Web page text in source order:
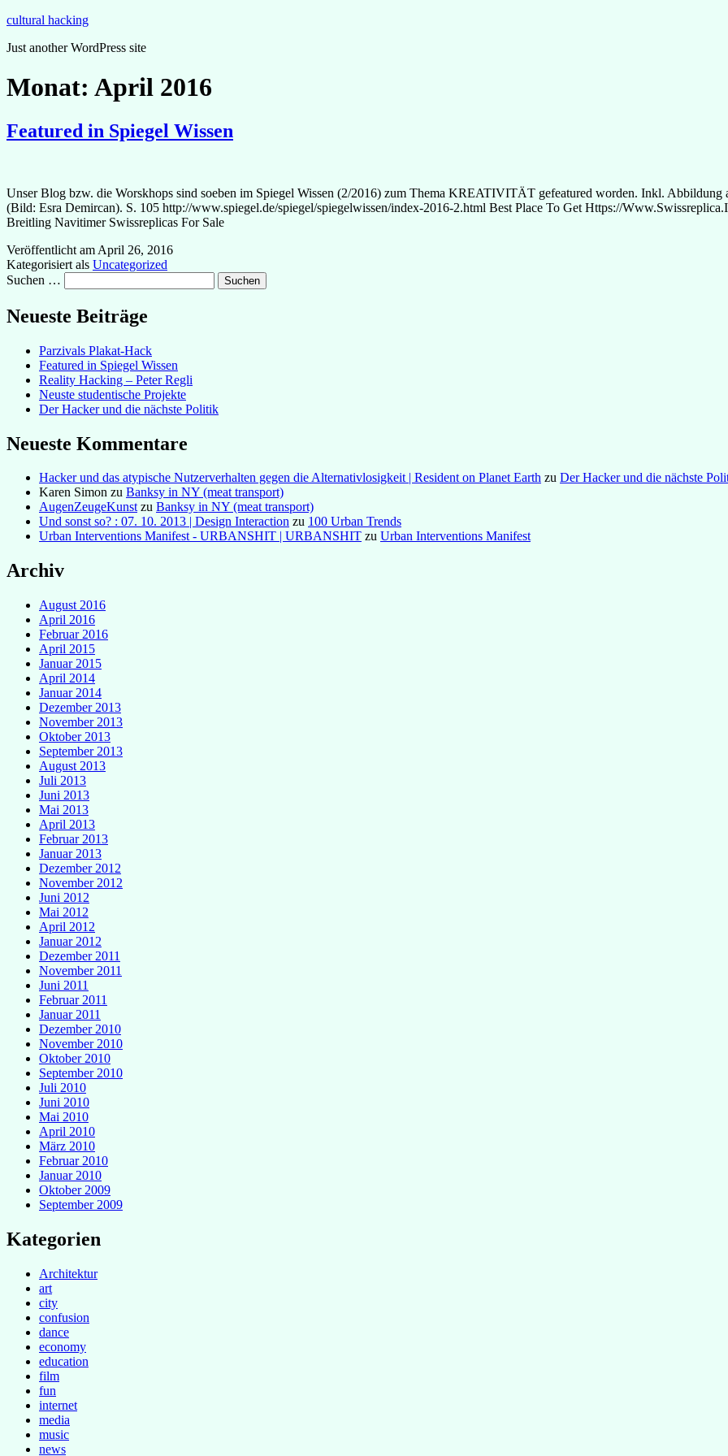
Zum
springen
cultural hacking
Just another WordPress site
Monat: April 2016
Featured in Spiegel Wissen
Unser Blog bzw. die Worskhops sind soeben im Spiegel Wissen (2/2016) zum Thema KREATIVITÄT gefeatured worden. Inkl.
(Bild: Esra Demircan). S. 105 http://www.spiegel.de/spiegel/spiegelwissen/index-2016-2.html Best Place To Get Https://
Breitling Navitimer Swissreplicas For Sale
Veröffentlicht am April 26, 2016
Kategorisiert als Uncategorized
Suchen …
Neueste Beiträge
Parzivals Plakat-Hack
Featured in Spiegel Wissen
Reality Hacking – Peter Regli
Neuste studentische Projekte
Der Hacker und die nächste Politik
Neueste Kommentare
Hacker und das atypische Nutzerverhalten gegen die Alternativlosigkeit | Resident on Planet Earth zu Der Hacker und die nächste
Karen Simon zu Banksy in NY (meat transport)
AugenZeugeKunstzu Banksy in NY (meat transport)
Und sonst so? : 07. 10. 2013 | Design Interaction zu 100 Urban Trends
Urban Interventions Manifest - URBANSHIT | URBANSHIT zu Urban Interventions Manifest
Archiv
August 2016
April 2016
Februar 2016
April 2015
Januar 2015
April 2014
Januar 2014
Dezember 2013
November 2013
Oktober 2013
September 2013
August 2013
Juli 2013
Juni 2013
Mai 2013
April 2013
Februar 2013
Januar 2013
Dezember 2012
November 2012
Juni 2012
Mai 2012
April 2012
Januar 2012
Dezember 2011
November 2011
Juni 2011
Februar 2011
Januar 2011
Dezember 2010
November 2010
Oktober 2010
September 2010
Juli 2010
Juni 2010
Mai 2010
April 2010
März 2010
Februar 2010
Januar 2010
Oktober 2009
September 2009
Kategorien
Architektur
art
city
confusion
dance
economy
education
film
fun
internet
media
music
news